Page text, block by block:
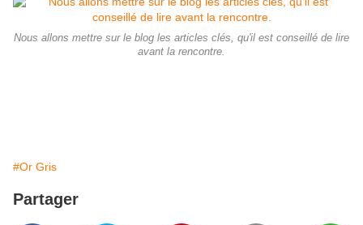
Nous allons mettre sur le blog les articles clés, qu'il est conseillé de lire
avant la rencontre.
#Or Gris
Partager